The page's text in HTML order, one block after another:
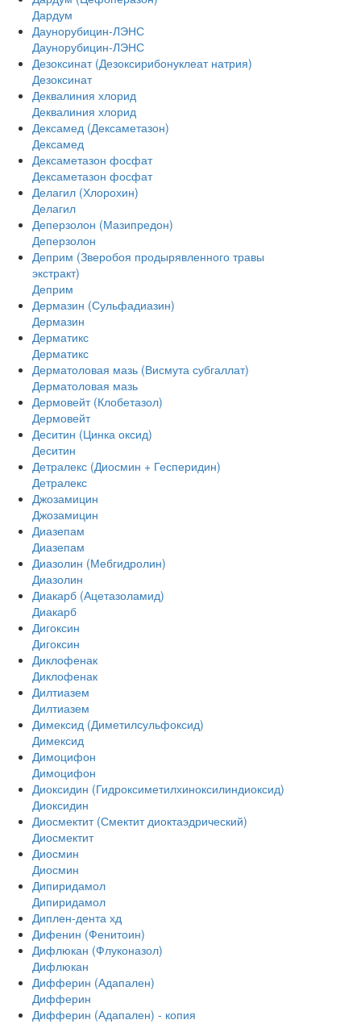
Дардум
Даунорубицин-ЛЭНС
Даунорубицин-ЛЭНС
Дезоксинат (Дезоксирибонуклеат натрия)
Дезоксинат
Деквалиния хлорид
Деквалиния хлорид
Дексамед (Дексаметазон)
Дексамед
Дексаметазон фосфат
Дексаметазон фосфат
Делагил (Хлорохин)
Делагил
Деперзолон (Мазипредон)
Деперзолон
Деприм (Зверобоя продырявленного травы
экстракт)
Деприм
Дермазин (Сульфадиазин)
Дермазин
Дерматикс
Дерматикс
Дерматоловая мазь (Висмута субгаллат)
Дерматоловая мазь
Дермовейт (Клобетазол)
Дермовейт
Деситин (Цинка оксид)
Деситин
Детралекс (Диосмин + Гесперидин)
Детралекс
Джозамицин
Джозамицин
Диазепам
Диазепам
Диазолин (Мебгидролин)
Диазолин
Диакарб (Ацетазоламид)
Диакарб
Дигоксин
Дигоксин
Диклофенак
Диклофенак
Дилтиазем
Дилтиазем
Димексид (Диметилсульфоксид)
Димексид
Димоцифон
Димоцифон
Диоксидин (Гидроксиметилхиноксилиндиоксид)
Диоксидин
Диосмектит (Смектит диоктаэдрический)
Диосмектит
Диосмин
Диосмин
Дипиридамол
Дипиридамол
Диплен-дента хд
Дифенин (Фенитоин)
Дифлюкан (Флуконазол)
Дифлюкан
Дифферин (Адапален)
Дифферин
Дифферин (Адапален) - копия